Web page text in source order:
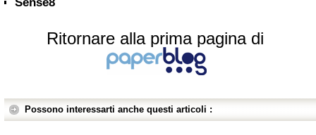
Ritornare alla prima pagina di
Possono interessarti anche questi articoli :